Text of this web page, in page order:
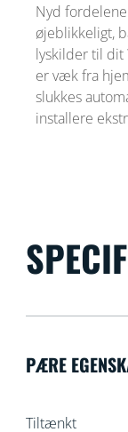
Nyd
øjeblikkeligt,
lyskilder til dit
er væk fra
slukkes
installere
PÆRE
Tiltænkt